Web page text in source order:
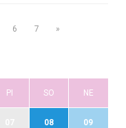
6 7 »
PI SO NE
08 09